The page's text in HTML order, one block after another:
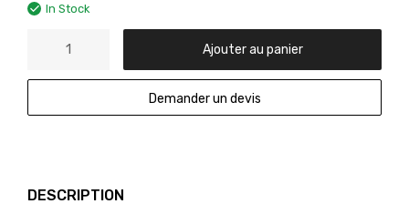
In Stock
Ajouter au panier
Demander un devis
DESCRIPTION